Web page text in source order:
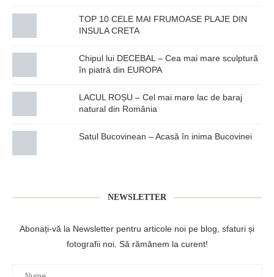
TOP 10 CELE MAI FRUMOASE PLAJE DIN
INSULA CRETA
Chipul lui DECEBAL – Cea mai mare sculptură
în piatră din EUROPA
LACUL ROȘU – Cel mai mare lac de baraj
natural din România
Satul Bucovinean – Acasă în inima Bucovinei
NEWSLETTER
Abonați-vă la Newsletter pentru articole noi pe blog, sfaturi și
fotografii noi. Să rămânem la curent!